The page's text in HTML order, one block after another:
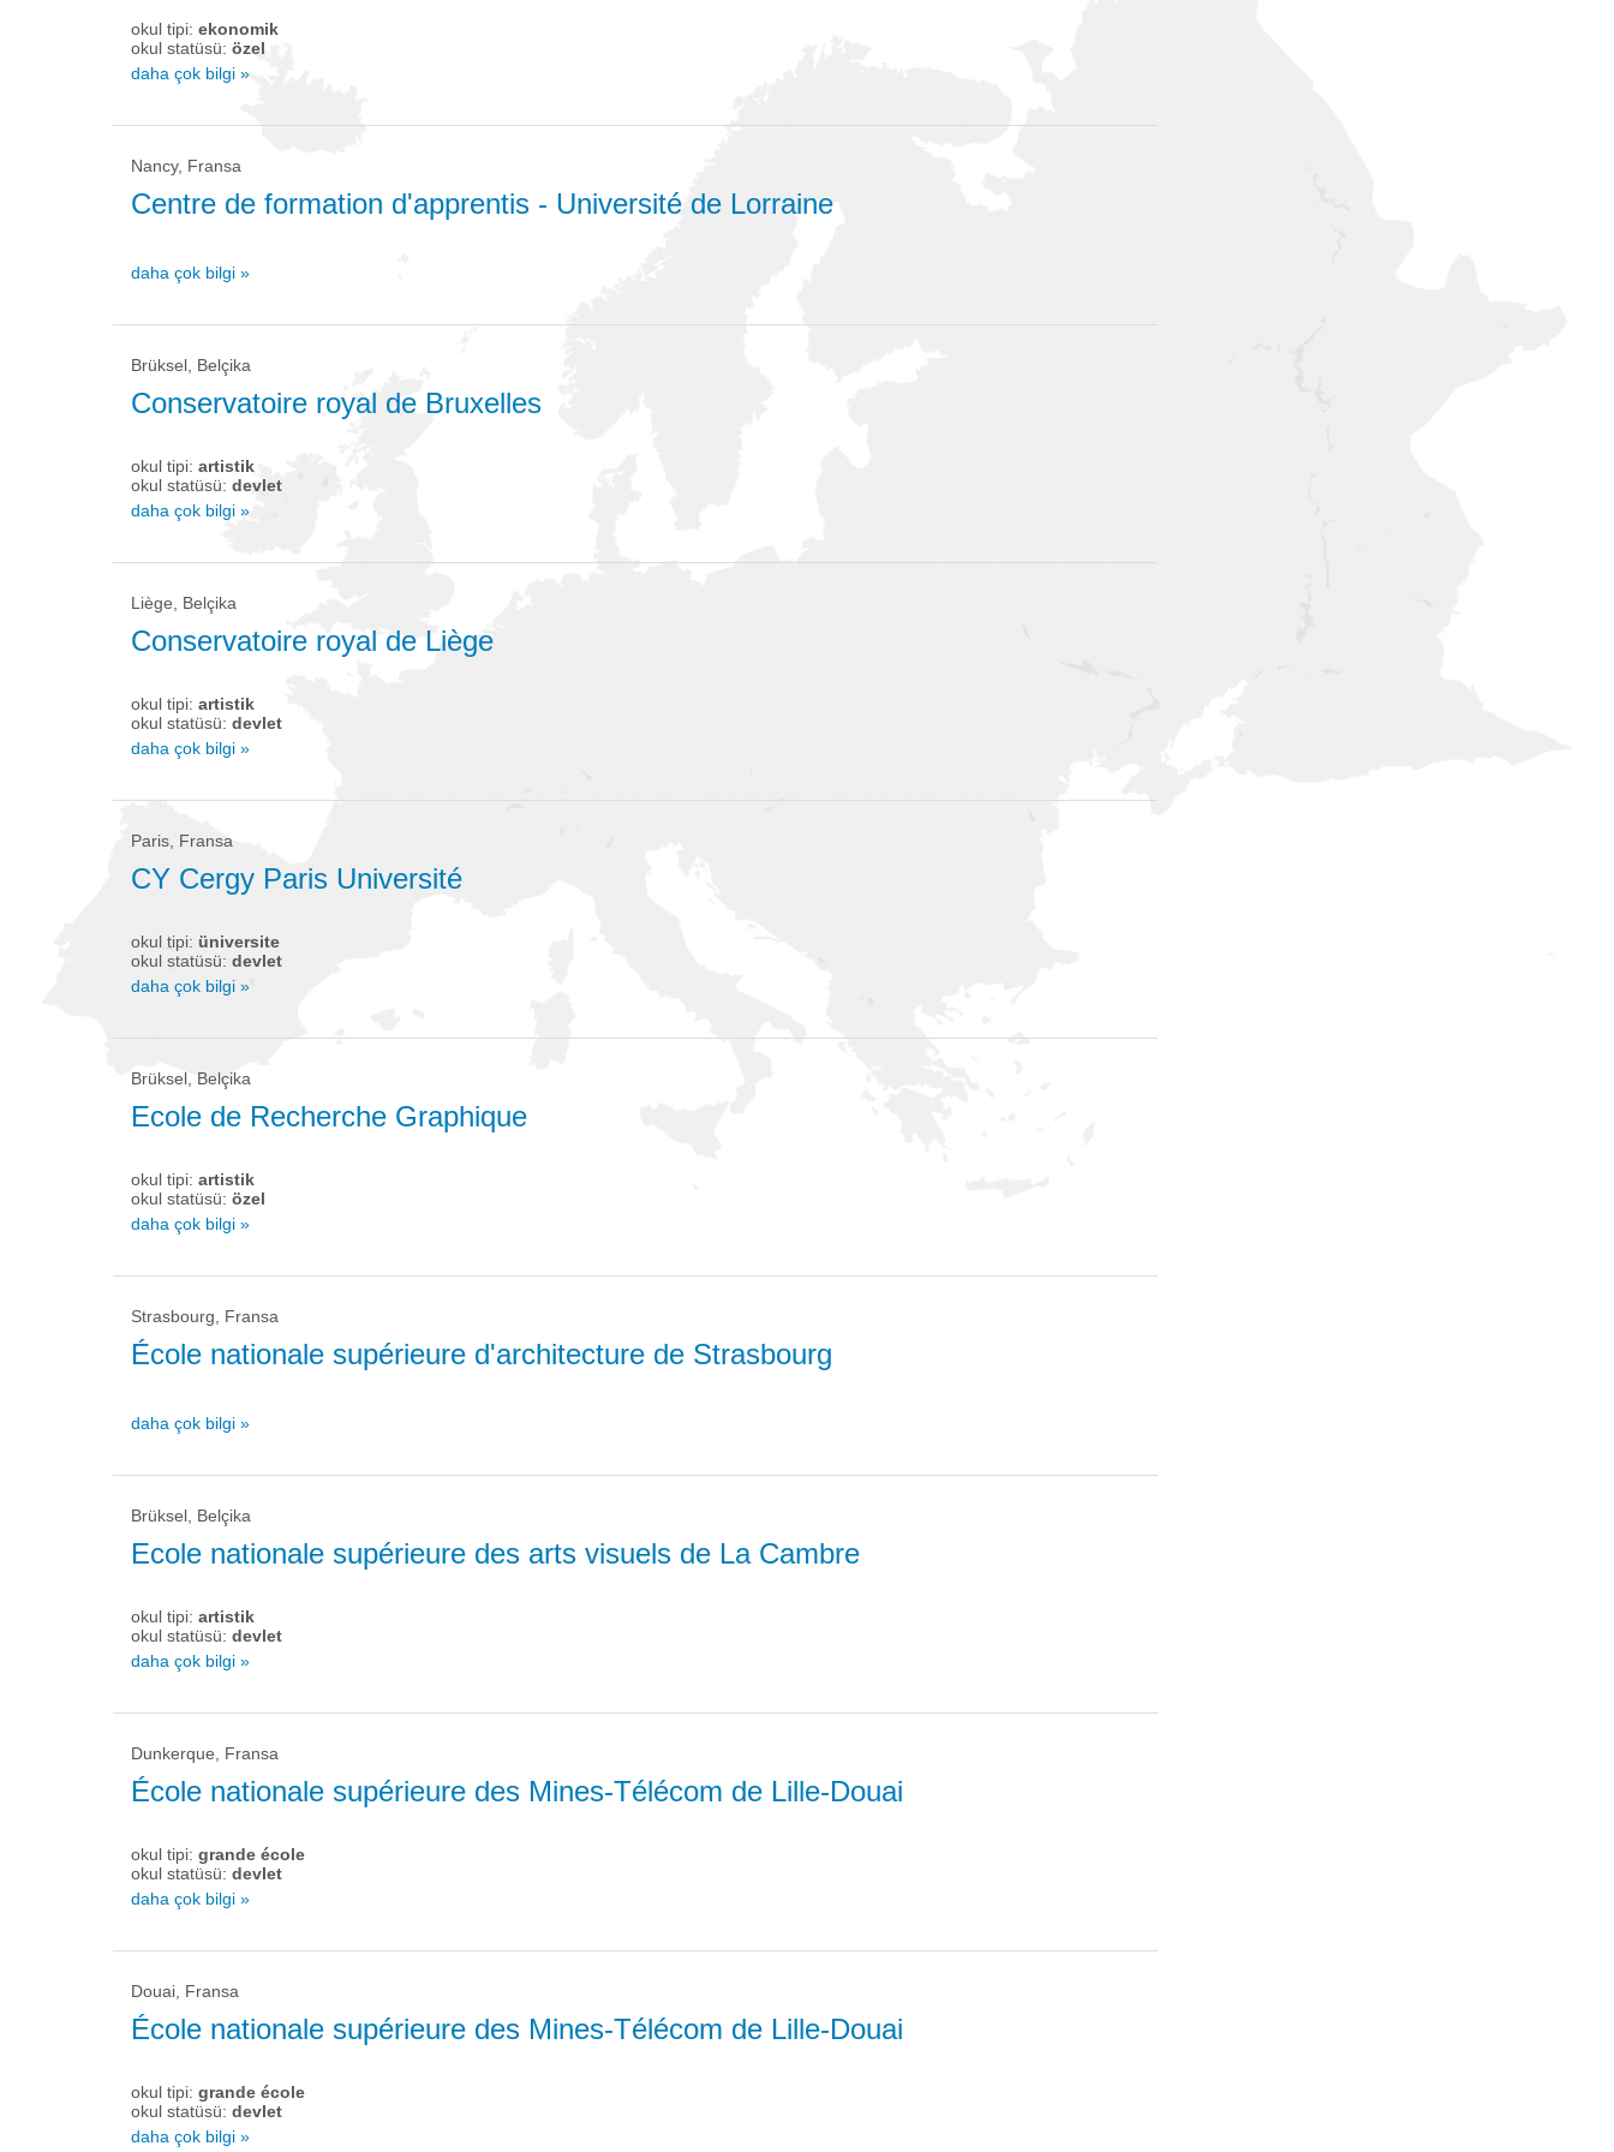
okul tipi: ekonomik
okul statüsü: özel
daha çok bilgi »
Nancy, Fransa
Centre de formation d'apprentis - Université de Lorraine
daha çok bilgi »
Brüksel, Belçika
Conservatoire royal de Bruxelles
okul tipi: artistik
okul statüsü: devlet
daha çok bilgi »
Liège, Belçika
Conservatoire royal de Liège
okul tipi: artistik
okul statüsü: devlet
daha çok bilgi »
Paris, Fransa
CY Cergy Paris Université
okul tipi: üniversite
okul statüsü: devlet
daha çok bilgi »
Brüksel, Belçika
Ecole de Recherche Graphique
okul tipi: artistik
okul statüsü: özel
daha çok bilgi »
Strasbourg, Fransa
École nationale supérieure d'architecture de Strasbourg
daha çok bilgi »
Brüksel, Belçika
Ecole nationale supérieure des arts visuels de La Cambre
okul tipi: artistik
okul statüsü: devlet
daha çok bilgi »
Dunkerque, Fransa
École nationale supérieure des Mines-Télécom de Lille-Douai
okul tipi: grande école
okul statüsü: devlet
daha çok bilgi »
Douai, Fransa
École nationale supérieure des Mines-Télécom de Lille-Douai
okul tipi: grande école
okul statüsü: devlet
daha çok bilgi »